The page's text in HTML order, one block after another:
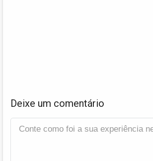
Deixe um comentário